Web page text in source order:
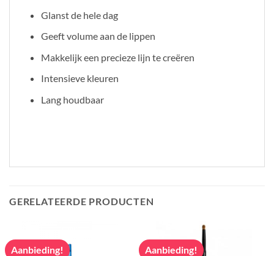
Glanst de hele dag
Geeft volume aan de lippen
Makkelijk een precieze lijn te creëren
Intensieve kleuren
Lang houdbaar
GERELATEERDE PRODUCTEN
Aanbieding! Aanbieding!